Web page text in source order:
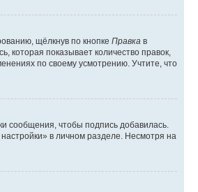
щёлкнув по кнопке Правка в
которая показывает количество правок,
по своему усмотрению. Учтите, что
сообщения, чтобы подпись добавилась.
в личном разделе. Несмотря на